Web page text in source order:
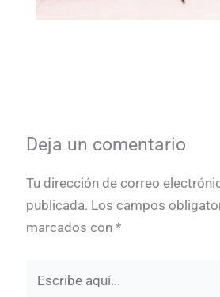
Deja un comentario
Tu dirección de correo
publicada. Los campos
marcados con*